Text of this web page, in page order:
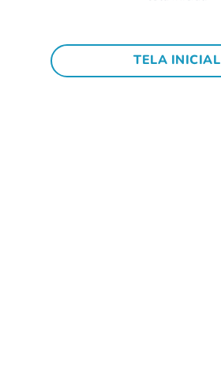
TELA INICIAL